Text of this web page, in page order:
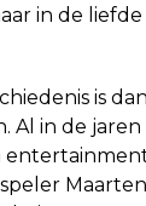
in de
is
Al in de